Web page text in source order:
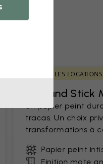
IDÉAL POUR LES LOCATIONS
Peel and Stick
Un papier peint
tracas. Un choix
transformations à
Papier peint
Finition mate